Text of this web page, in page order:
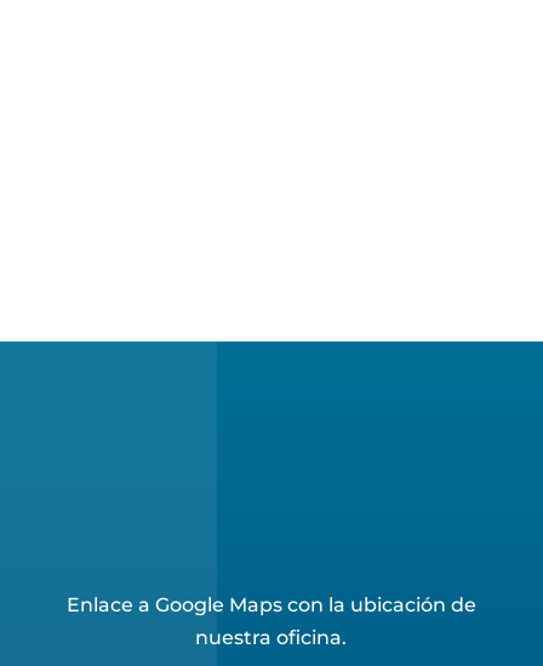
Enlace a Google Maps con la ubicación de
nuestra oficina.